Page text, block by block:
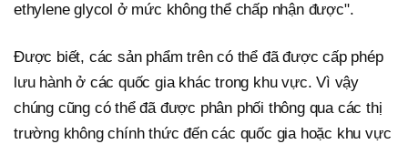
ethylene glycol ở mức không thể chấp nhận được".
Được biết, các sản phẩm trên có thể đã được cấp phép
lưu hành ở các quốc gia khác trong khu vực. Vì vậy
chúng cũng có thể đã được phân phối thông qua các thị
trường không chính thức đến các quốc gia hoặc khu vực